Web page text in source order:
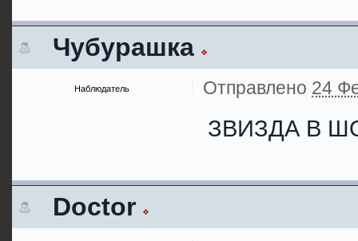
Чубурашка
Наблюдатель Отправлено 24
ЗВИЗДА В
Doctor